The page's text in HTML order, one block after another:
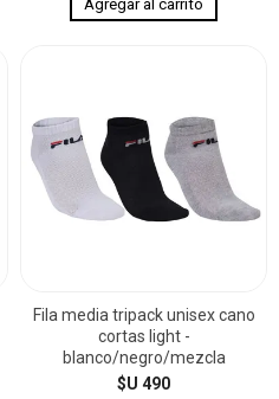
Fila media tripack unisex cano
cortas light -
blanco/negro/mezcla
$U 490